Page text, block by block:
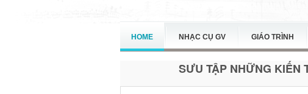
HOME NHẠC CỤ GV GIÁO TRÌNH
SƯU TẬP NHỮNG KIẾN